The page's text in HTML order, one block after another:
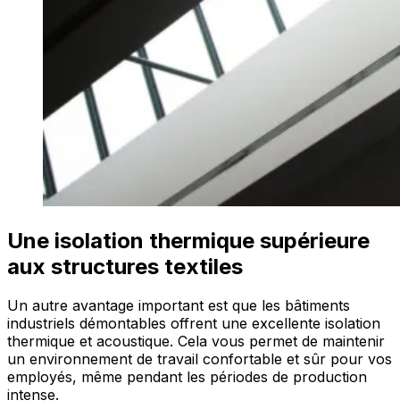
Une isolation thermique supérieure
aux structures textiles
Un autre avantage important est que les bâtiments
industriels démontables offrent une excellente isolation
thermique et acoustique. Cela vous permet de maintenir
un environnement de travail confortable et sûr pour vos
employés, même pendant les périodes de production
intense.